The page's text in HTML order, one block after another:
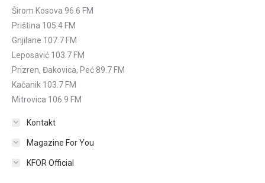
Širom Kosova 96.6 FM
Priština 105.4 FM
Gnjilane 107.7 FM
Leposavić 103.7 FM
Prizren, Đakovica, Peć 89.7 FM
Kačanik 103.7 FM
Mitrovica 106.9 FM
Kontakt
Magazine For You
KFOR Official